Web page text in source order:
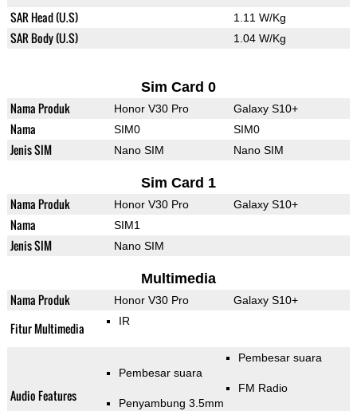
SAR Head (U.S) 1.11 W/Kg
SAR Body (U.S) 1.04 W/Kg
Sim Card 0
Nama Produk Honor V30 Pro Galaxy S10+
Nama SIM0 SIM0
Jenis SIM Nano SIM Nano SIM
Sim Card 1
Nama Produk Honor V30 Pro Galaxy S10+
Nama SIM1
Jenis SIM Nano SIM
Multimedia
Nama Produk Honor V30 Pro Galaxy S10+
Fitur Multimedia IR
Audio Features
Pembesar suara
Penyambung 3.5mm
Pembesar suara
FM Radio